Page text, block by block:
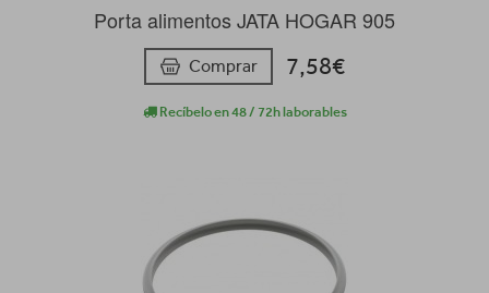
Porta alimentos JATA HOGAR 905
Comprar 7,58€
Recíbelo en 48 / 72h laborables